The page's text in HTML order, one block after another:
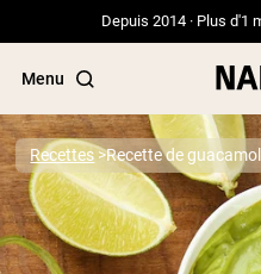
Depuis 2014 · Plus
Menu
Termes de recherche
Recettes Recette de